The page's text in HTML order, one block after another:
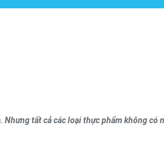
tất cả các loại thực phẩm không